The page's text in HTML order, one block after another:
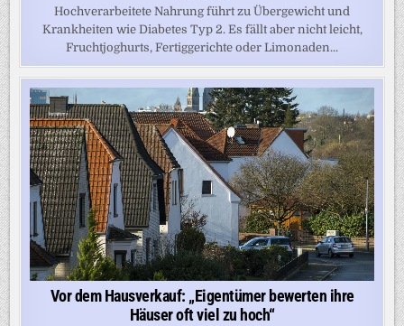
Hochverarbeitete Nahrung führt zu Übergewicht und
Krankheiten wie Diabetes Typ 2. Es fällt aber nicht leicht,
Fruchtjoghurts, Fertiggerichte oder Limonaden...
Vor dem Hausverkauf: „Eigentümer bewerten ihre
Häuser oft viel zu hoch“